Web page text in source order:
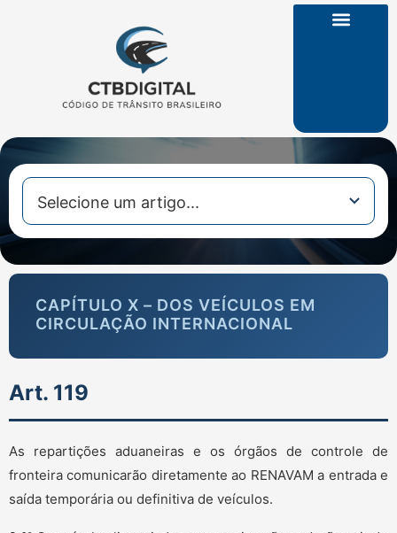
CAPÍTULO X – DOS VEÍCULOS EM
CIRCULAÇÃO INTERNACIONAL
Art. 119
As repartições aduaneiras e os órgãos de controle de
fronteira comunicarão diretamente ao RENAVAM a entrada e
saída temporária ou definitiva de veículos.